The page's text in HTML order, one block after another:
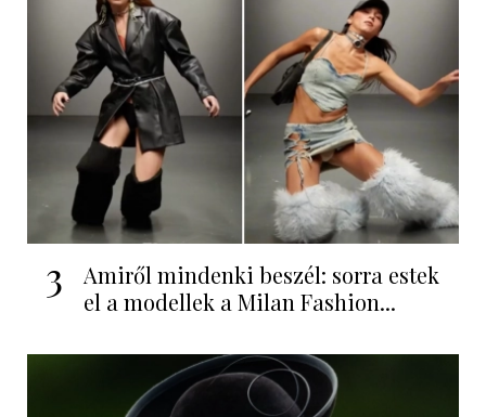
3
Amiről mindenki beszél: sorra estek
el a modellek a Milan Fashion...